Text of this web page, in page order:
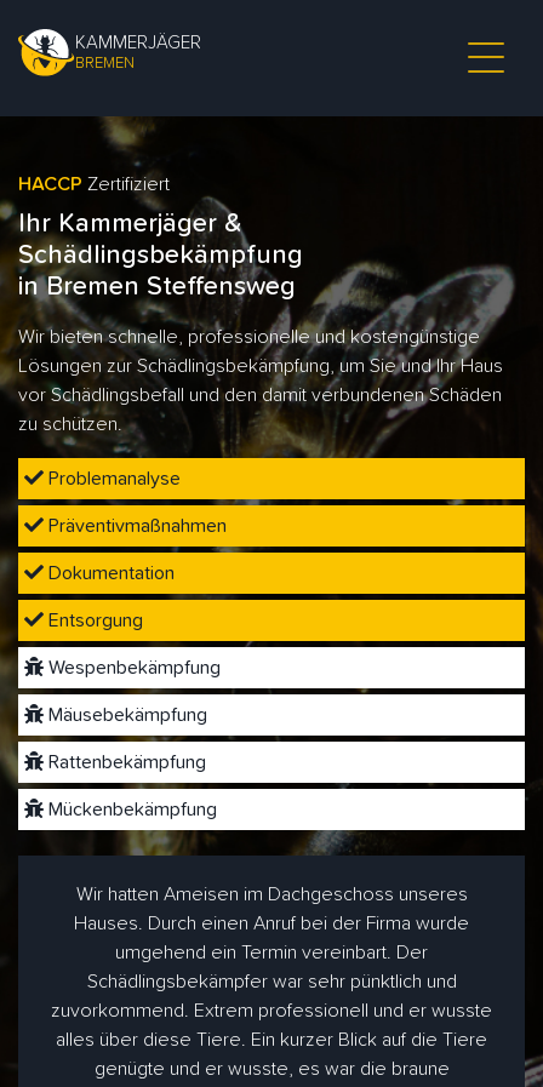
KAMMERJÄGER
BREMEN
HACCP Zertifiziert
Ihr Kammerjäger &
Schädlingsbekämpfung
in Bremen Steffensweg
Wir bieten schnelle, professionelle und kostengünstige
Lösungen zur Schädlingsbekämpfung, um Sie und Ihr Haus
vor Schädlingsbefall und den damit verbundenen Schäden
zu schützen.
Problemanalyse
Präventivmaßnahmen
Dokumentation
Entsorgung
Wespenbekämpfung
Mäusebekämpfung
Rattenbekämpfung
Mückenbekämpfung
Wir hatten Ameisen im Dachgeschoss unseres
Hauses. Durch einen Anruf bei der Firma wurde
umgehend ein Termin vereinbart. Der
Schädlingsbekämpfer war sehr pünktlich und
zuvorkommend. Extrem professionell und er wusste
alles über diese Tiere. Ein kurzer Blick auf die Tiere
genügte und er wusste, es war die braune